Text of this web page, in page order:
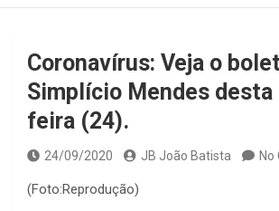
Coronavírus: Veja o
Simplício Mendes
feira (24).
24/09/2020 JB João Batista
(Foto:Reprodução)